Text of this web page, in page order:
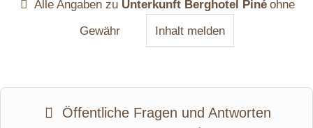
Alle Angaben zu Unterkunft Berghotel Piné ohne
Gewähr
Inhalt melden
Öffentliche Fragen und Antworten